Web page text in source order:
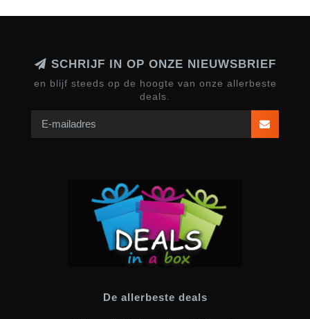
SCHRIJF IN OP ONZE NIEUWSBRIEF
en blijf steeds op de hoogte van onze allerbeste
deals.
De allerbeste deals